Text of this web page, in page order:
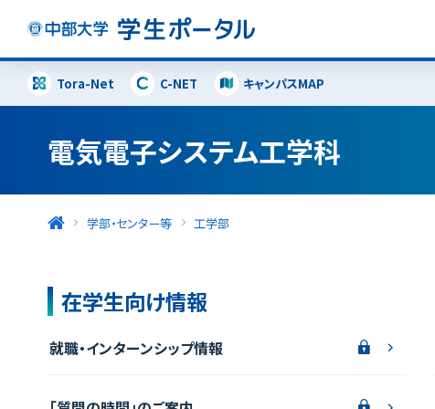
Tora-Net C-NET キャンパスMAP
電気電子システム工学科
学部・センター等 工学部
在学生向け情報
就職・インターンシップ情報